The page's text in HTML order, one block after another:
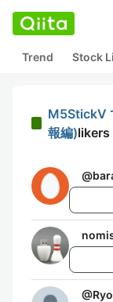
Trend Stock
M5StickV
報編)likers
@
@